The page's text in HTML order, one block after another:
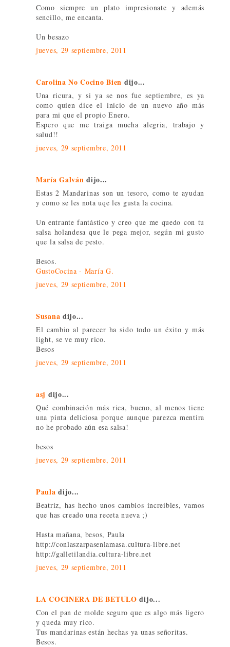
Como siempre un plato impresionate y además
sencillo, me encanta.
Un besazo
jueves, 29 septiembre, 2011
Carolina No Cocino Bien dijo...
Una ricura, y si ya se nos fue septiembre, es ya
como quien dice el inicio de un nuevo año más
para mi que el propio Enero.
Espero que me traiga mucha alegria, trabajo y
salud!!
jueves, 29 septiembre, 2011
María Galván dijo...
Estas 2 Mandarinas son un tesoro, como te ayudan
y como se les nota uqe les gusta la cocina.
Un entrante fantástico y creo que me quedo con tu
salsa holandesa que le pega mejor, según mi gusto
que la salsa de pesto.
Besos.
GustoCocina - María G.
jueves, 29 septiembre, 2011
Susana dijo...
El cambio al parecer ha sido todo un éxito y más
light, se ve muy rico.
Besos
jueves, 29 septiembre, 2011
asj dijo...
Qué combinación más rica, bueno, al menos tiene
una pinta deliciosa porque aunque parezca mentira
no he probado aún esa salsa!
besos
jueves, 29 septiembre, 2011
Paula dijo...
Beatriz, has hecho unos cambios increibles, vamos
que has creado una receta nueva ;)
Hasta mañana, besos, Paula
http://conlaszarpasenlamasa.cultura-libre.net
http://galletilandia.cultura-libre.net
jueves, 29 septiembre, 2011
LA COCINERA DE BETULO dijo...
Con el pan de molde seguro que es algo más ligero
y queda muy rico.
Tus mandarinas están hechas ya unas señoritas.
Besos.